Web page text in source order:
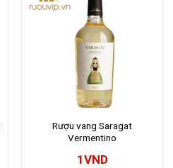
Rượu vang Saragat
Vermentino
1VND